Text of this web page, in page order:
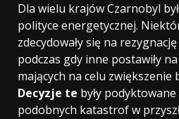
Dla wielu krajów Czarnobyl
polityce energetycznej.
zdecydowały się na
podczas gdy inne postawiły
mających na celu zwiększenie
Decyzje te były
podobnych katastrof w